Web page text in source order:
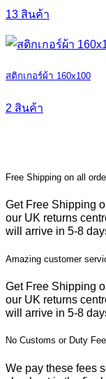
13 สินค้า
สติกเกอร์ผ้า 160x100
2 สินค้า
Free Shipping on all
Get Free Shipping
our UK returns
will arrive in 5-8
Amazing customer
Get Free Shipping
our UK returns
will arrive in 5-8
No Customs or Duty
We pay these fees